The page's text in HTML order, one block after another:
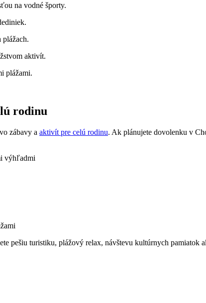
na⁣ vodné športy.
⁤aktivít.
plážami.
rodinu
zábavy a aktivít pre celú rodinu. Ak plánujete⁤ dovolenku v
výhľadmi
pešiu ‍turistiku, ‍plážový relax, návštevu kultúrnych pamiatok